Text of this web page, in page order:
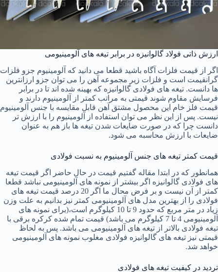
ارزش ذاتی فولاد گالوانیزه در برابر تیغه های آلومینیومی
اگر از قیمت فلزات آگاه باشید قطعا می دانید که آلومینیوم جزو فلزات
گرانقیمت است و فلزات زیر مجموعه آهن را می توان جزو ارزانترین
ها دانست. تیغه های فولادی گالوانیزه که بهینه شده اند تا در برابر
فرسایش مقاوم شوند قیمتی به مراتب کمتر از آلومینیوم دارند و
قیمت فلز خام این محصول مشتق آهن قابل مقایسه با جنس آلومینیوم
نیست. پس از این نظر می توان استفاده از آلومینیوم را با ارزش تر
دانست چرا که در صورت ضایعات شدن تیغه ها باز هم به عنوان
ضایعات با ارزش محاسبه می شود.
قیمت کمتر تیغه های جنس آلومینیوم به نسبت فولادی
همانطور که در ابتدا مقاله گفتیم قیمت در حال حاضر اگر قیمت تیغه
های فولادی گالوانیزه اگر بیشتر از نمونه های آلومینیومی نباشد قطعا
کمتر از آن نیست و بر فرض محال ما اگر 20 درصد قیمت تیغه های
فولادی را از بهترین مدل های آلومینیومی کمتر نیز بدانیم به علت وزن
زیاد در متر مربع که حدود 9 تا 10 کیلوگرم است،(برای نمونه های
آلومینیومی 4 تا 7 کیلوگرم می باشد) قیمت تمام شده کرکره برقی با
تیغه فولادی بالاتر از تیغه های آلومینیومی می باشد. پس به لحاظ
قیمتی نیز تیغه های گالوانیزه فولادی مغلوب نمونه های آلومینیومی
خواهد شد.
تردید در کیفیت تیغه های فولادی